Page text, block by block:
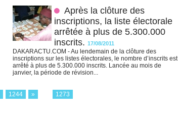
Après la clôture des
inscriptions, la liste électorale
arrêtée à plus de 5.300.000
inscrits. 17/08/2011
DAKARACTU.COM - Au lendemain de la clôture des
inscriptions sur les listes électorales, le nombre d’inscrits est
arrêté à plus de 5.300.000 inscrits. Lancée au mois de
janvier, la période de révision...
1244 » 1273